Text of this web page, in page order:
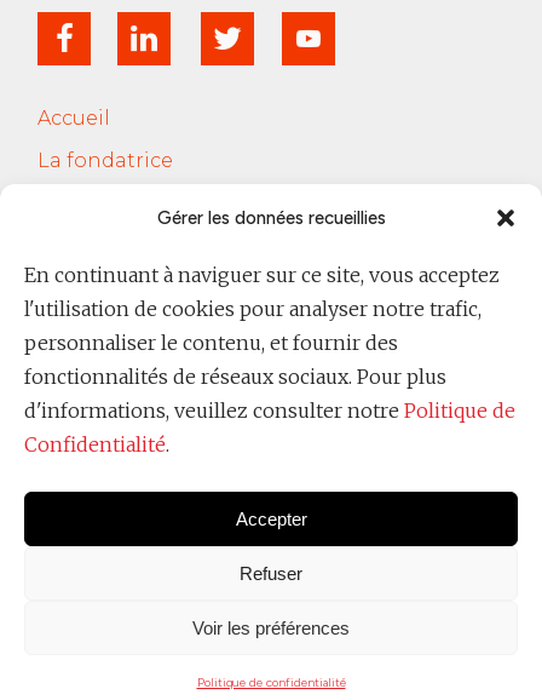
Gérer les données recueillies
En continuant à naviguer sur ce site, vous acceptez
l'utilisation de cookies pour analyser notre trafic,
personnaliser le contenu, et fournir des
fonctionnalités de réseaux sociaux. Pour plus
d'informations, veuillez consulter notre Politique de
Confidentialité.
Accepter
Refuser
Voir les préférences
Politique de confidentialité
Accueil
La fondatrice
Blog Les RH
Contact
Ever Raimondi 2025
BRUXELLES